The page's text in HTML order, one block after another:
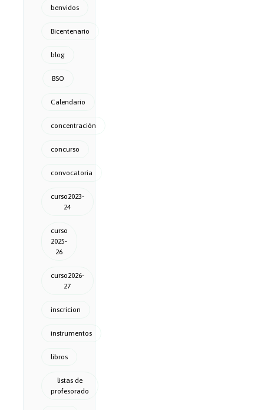
benvidos
Bicentenario
blog
BSO
Calendario
concentración
concurso
convocatoria
curso2023-
24
curso
2025-
26
curso2026-
27
inscricion
instrumentos
libros
listas de
profesorado